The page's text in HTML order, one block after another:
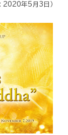
2020年5月3日 ）